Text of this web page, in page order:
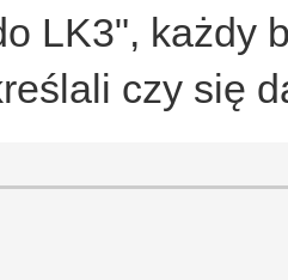
LK3", każdy
czy się